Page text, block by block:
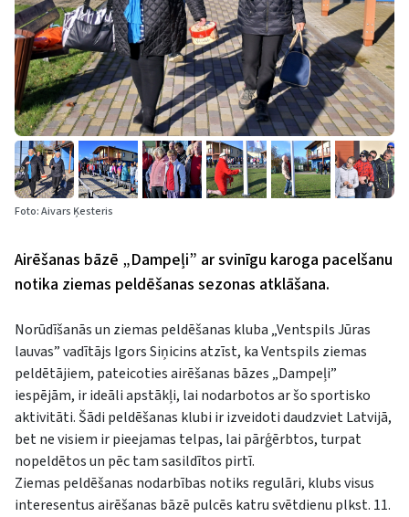
Foto: Aivars Ķesteris
Airēšanas bāzē „Dampeļi” ar svinīgu karoga pacelšanu
notika ziemas peldēšanas sezonas atklāšana.
Norūdīšanās un ziemas peldēšanas kluba „Ventspils Jūras
lauvas” vadītājs Igors Siņicins atzīst, ka Ventspils ziemas
peldētājiem, pateicoties airēšanas bāzes „Dampeļi”
iespējām, ir ideāli apstākļi, lai nodarbotos ar šo sportisko
aktivitāti. Šādi peldēšanas klubi ir izveidoti daudzviet Latvijā,
bet ne visiem ir pieejamas telpas, lai pārģērbtos, turpat
nopeldētos un pēc tam sasildītos pirtī.
Ziemas peldēšanas nodarbības notiks regulāri, klubs visus
interesentus airēšanas bāzē pulcēs katru svētdienu plkst. 11.